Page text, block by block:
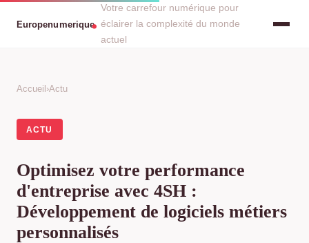
Votre carrefour numérique pour
éclairer la complexité du monde
actuel
Accueil ›Actu
ACTU
Optimisez votre performance
d'entreprise avec 4SH :
Développement de logiciels métiers
personnalisés